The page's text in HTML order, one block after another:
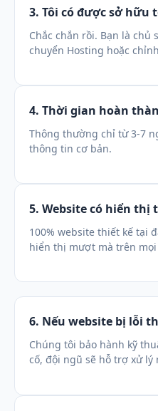
3. Tôi có được sở hữu
Chắc chắn rồi. Bạn là chủ
chuyển Hosting hoặc
4. Thời gian hoàn
Thông thường chỉ từ 3-7
thông tin cơ bản.
5. Website có hiển
100% website thiết kế tại
hiển thị mượt mà trên
6. Nếu website bị lỗi
Chúng tôi bảo hành kỹ
cố, đội ngũ sẽ hỗ trợ xử lý